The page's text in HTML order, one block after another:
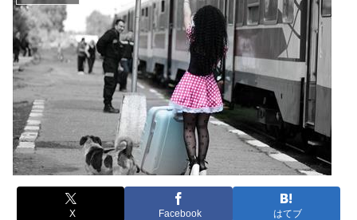
X Facebook はてブ